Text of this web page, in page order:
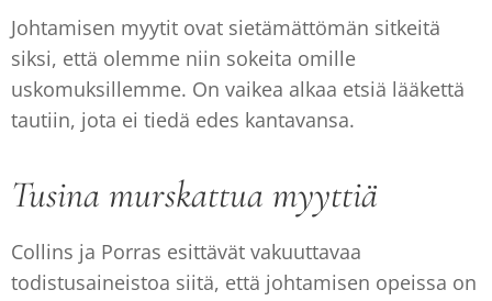
Johtamisen myytit ovat sietämättömän sitkeitä
siksi, että olemme niin sokeita omille
uskomuksillemme. On vaikea alkaa etsiä lääkettä
tautiin, jota ei tiedä edes kantavansa.
Tusina murskattua myyttiä
Collins ja Porras esittävät vakuuttavaa
todistusaineistoa siitä, että johtamisen opeissa on